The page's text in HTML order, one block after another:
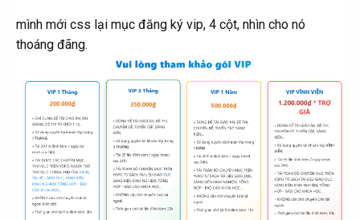
mình mới css lại mục đăng ký vip, 4 cột, nhìn cho nó
thoáng đãng.